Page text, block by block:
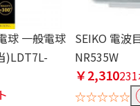
球 一般電球
)LDT7L-
SEIKO 電波
NR535W
￥2,310
☆☆☆☆☆